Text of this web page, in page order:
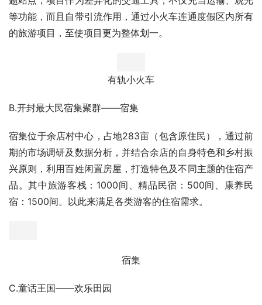
项目区位图
项目建设内容包括：宿集、食坊街、非遗街、汴梁草原、欢
乐田园、蝴蝶谷、乡学院、汽车影院、游客服务中心、有轨
项目总平面规划图
(3)、重点产品介绍
A.坐上火车去旅行——有轨小火车
等功能，而且自带引流作用，通过小火车连通度假区内所有
的旅游项目，至使项目更为整体划一。